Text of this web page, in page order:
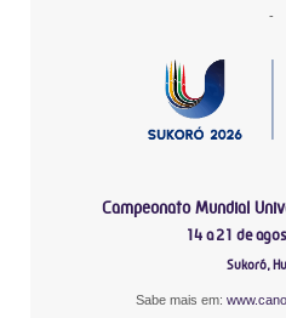
-
Campeonato Mundial
14 a 21 de
Sukoró,
Sabe mais em: